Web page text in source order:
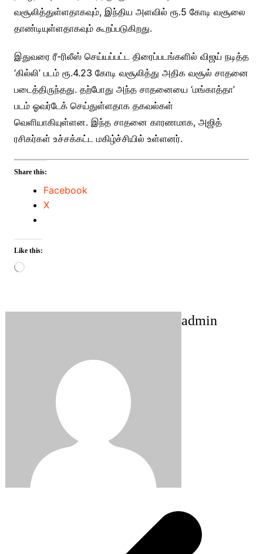
வசூலித்துள்ளதாகவும், இந்திய அளவில் ரூ.5 கோடி வசூலை
தாண்டியுள்ளதாகவும் கூறப்படுகிறது.
இதுவரை ரீ-ரிலீஸ் செய்யப்பட்ட திரைப்படங்களில் விஜய் நடித்த
‘கில்லி’ படம் ரூ.4.23 கோடி வசூலித்து அதிக வசூல் சாதனை
படைத்திருந்தது. தற்போது அந்த சாதனையை ‘மங்காத்தா’
படம் ஓவர்டேக் செய்துள்ளதாக தகவல்கள்
வெளியாகியுள்ளன. இந்த சாதனை காரணமாக, அஜித்
ரசிகர்கள் உச்சக்கட்ட மகிழ்ச்சியில் உள்ளனர்.
Share this:
Facebook
X
Like this:
Loading…
admin